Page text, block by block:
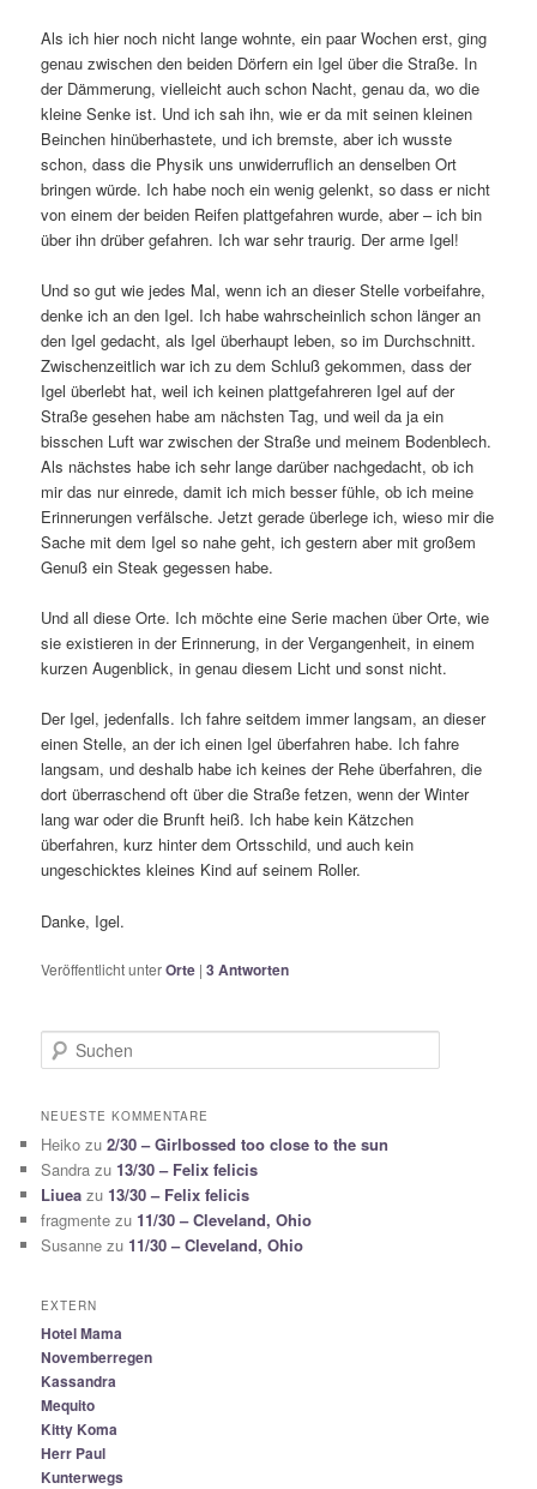
Als ich hier noch nicht lange wohnte, ein paar Wochen erst, ging
genau zwischen den beiden Dörfern ein Igel über die Straße. In
der Dämmerung, vielleicht auch schon Nacht, genau da, wo die
kleine Senke ist. Und ich sah ihn, wie er da mit seinen kleinen
Beinchen hinüberhastete, und ich bremste, aber ich wusste
schon, dass die Physik uns unwiderruflich an denselben Ort
bringen würde. Ich habe noch ein wenig gelenkt, so dass er nicht
von einem der beiden Reifen plattgefahren wurde, aber – ich bin
über ihn drüber gefahren. Ich war sehr traurig. Der arme Igel!
Und so gut wie jedes Mal, wenn ich an dieser Stelle vorbeifahre,
denke ich an den Igel. Ich habe wahrscheinlich schon länger an
den Igel gedacht, als Igel überhaupt leben, so im Durchschnitt.
Zwischenzeitlich war ich zu dem Schluß gekommen, dass der
Igel überlebt hat, weil ich keinen plattgefahreren Igel auf der
Straße gesehen habe am nächsten Tag, und weil da ja ein
bisschen Luft war zwischen der Straße und meinem Bodenblech.
Als nächstes habe ich sehr lange darüber nachgedacht, ob ich
mir das nur einrede, damit ich mich besser fühle, ob ich meine
Erinnerungen verfälsche. Jetzt gerade überlege ich, wieso mir die
Sache mit dem Igel so nahe geht, ich gestern aber mit großem
Genuß ein Steak gegessen habe.
Und all diese Orte. Ich möchte eine Serie machen über Orte, wie
sie existieren in der Erinnerung, in der Vergangenheit, in einem
kurzen Augenblick, in genau diesem Licht und sonst nicht.
Der Igel, jedenfalls. Ich fahre seitdem immer langsam, an dieser
einen Stelle, an der ich einen Igel überfahren habe. Ich fahre
langsam, und deshalb habe ich keines der Rehe überfahren, die
dort überraschend oft über die Straße fetzen, wenn der Winter
lang war oder die Brunft heiß. Ich habe kein Kätzchen
überfahren, kurz hinter dem Ortsschild, und auch kein
ungeschicktes kleines Kind auf seinem Roller.
Danke, Igel.
Veröffentlicht unterOrte |3 Antworten
u
h
n
NEUESTE KOMMENTARE
Heiko zu2/30 – Girlbossed too close to the sun
Sandra zu 13/30 – Felix felicis
Liuea zu 13/30 – Felix felicis
fragmente zu 11/30 – Cleveland, Ohio
Susanne zu 11/30 – Cleveland, Ohio
EXTERN
Hotel Mama
Novemberregen
Kassandra
Mequito
Kitty Koma
Herr Paul
Kunterwegs